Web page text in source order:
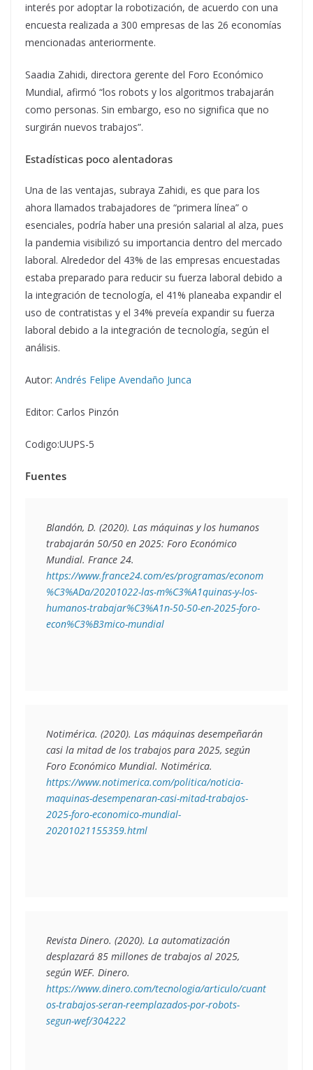
interés por adoptar la robotización, de acuerdo con una
encuesta realizada a 300 empresas de las 26 economías
mencionadas anteriormente.
Saadia Zahidi, directora gerente del Foro Económico
Mundial, afirmó “los robots y los algoritmos trabajarán
como personas. Sin embargo, eso no significa que no
surgirán nuevos trabajos”.
Estadísticas poco alentadoras
Una de las ventajas, subraya Zahidi, es que para los
ahora llamados trabajadores de “primera línea” o
esenciales, podría haber una presión salarial al alza, pues
la pandemia visibilizó su importancia dentro del mercado
laboral. Alrededor del 43% de las empresas encuestadas
estaba preparado para reducir su fuerza laboral debido a
la integración de tecnología, el 41% planeaba expandir el
uso de contratistas y el 34% preveía expandir su fuerza
laboral debido a la integración de tecnología, según el
análisis.
Autor: Andrés Felipe Avendaño Junca
Editor: Carlos Pinzón
Codigo:UUPS-5
Fuentes
Blandón, D. (2020). Las máquinas y los humanos
trabajarán 50/50 en 2025: Foro Económico
Mundial
https://www.france24.com/es/programas/econom
%C3%ADa/20201022-las-m%C3%A1quinas-y-los-
humanos-trabajar%C3%A1n-50-50-en-2025-foro-
econ%C3%B3mico-mundial
Notimérica. (2020). Las máquinas desempeñarán
casi la mitad de los trabajos para 2025, según
https://www.notimerica.com/politica/noticia-
maquinas-desempenaran-casi-mitad-trabajos-
2025-foro-economico-mundial-
20201021155359.html
Revista Dinero. (2020). La automatización
desplazará 85 millones de trabajos al 2025,
según WEF
https://www.dinero.com/tecnologia/articulo/cuant
os-trabajos-seran-reemplazados-por-robots-
segun-wef/304222